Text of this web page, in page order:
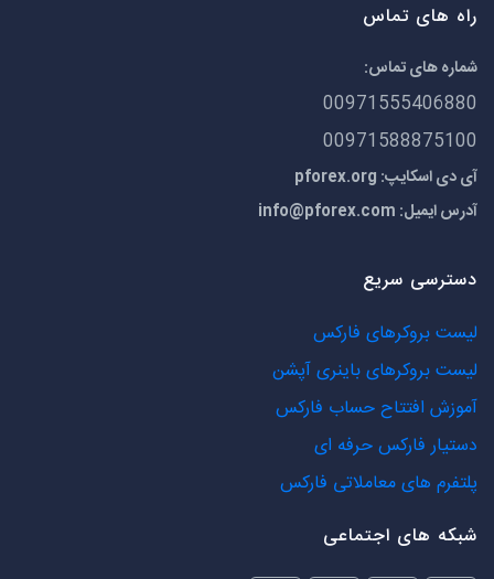
راه های تماس
شماره های تماس:
00971555406880
00971588875100
آی دی اسکایپ: pforex.org
آدرس ایمیل: info@pforex.com
دسترسی سریع
لیست بروکرهای فارکس
لیست بروکرهای باینری آپشن
آموزش افتتاح حساب فارکس
دستیار فارکس حرفه ای
پلتفرم های معاملاتی فارکس
شبکه های اجتماعی